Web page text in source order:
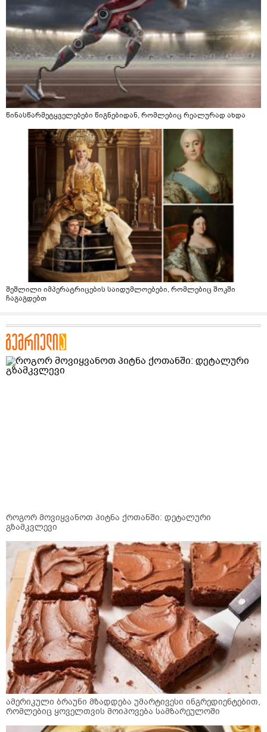
წინასწარმეტყველებები წიგნებიდან, რომლებიც რეალურად ახდა
შეშლილი იმპერატრიცების საიდუმლოებები, რომლებიც შოკში
ჩაგაგდებთ
როგორ მოვიყვანოთ პიტნა ქოთანში: დეტალური
გზამკვლევი
ამერიკული ბრაუნი მზადდება უმარტივესი ინგრედიენტებით,
რომლებიც ყოველთვის მოიპოვება სამზარეულოში